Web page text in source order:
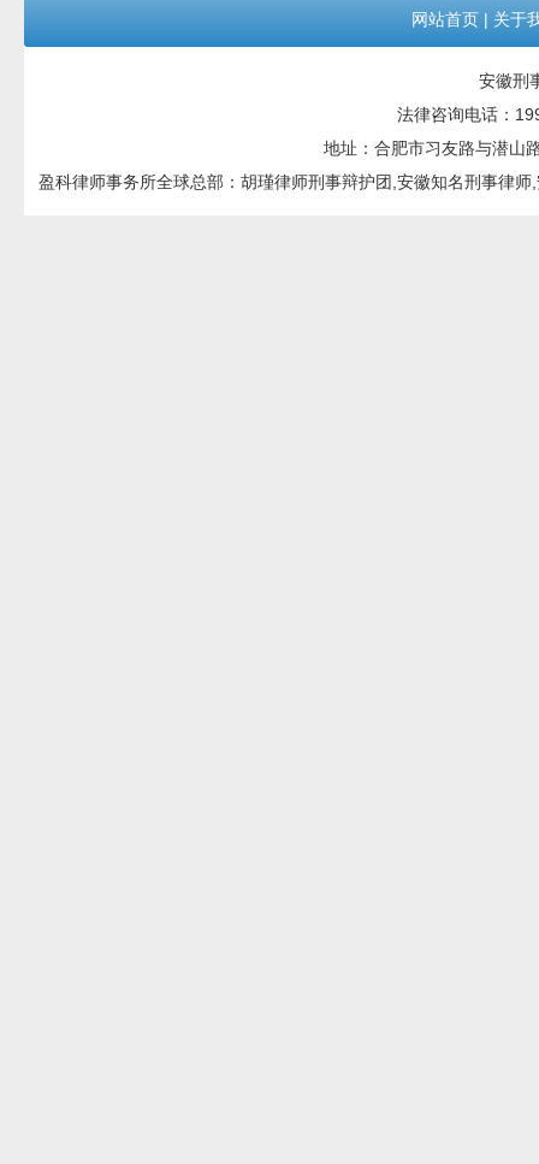
网站首页 | 关于
安徽刑
法律咨询电话：
地址：合肥市习友路与潜山
盈科律师事务所全球总部：胡瑾律师刑事辩护团,安徽知名刑事律